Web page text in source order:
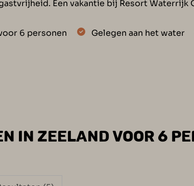
Een vakantie bij Resort
6 personen Gelegen aan het water
IN ZEELAND VOOR 6